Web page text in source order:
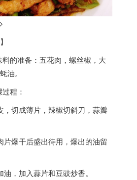
的准备：五花肉，螺丝椒，大
油。
程：
，切成薄片，辣椒切斜刀，蒜瓣
片爆干后盛出待用，爆出的油留
，加入蒜片和豆豉炒香。